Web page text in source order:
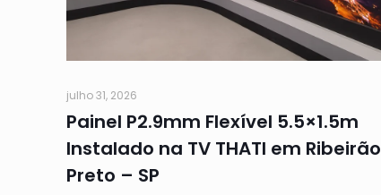
julho 31, 2026
Painel P2.9mm Flexível 5.5×1.5m
Instalado na TV THATI em Ribeirão
Preto – SP